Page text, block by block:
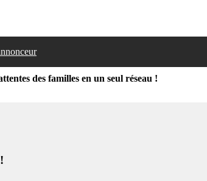
des familles en un seul réseau !